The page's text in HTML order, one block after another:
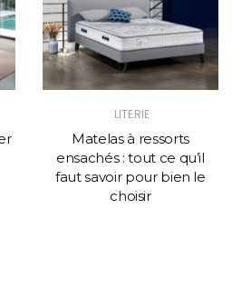
LITERIE
Matelas à ressorts
ensachés : tout ce qu’il
faut savoir pour bien le
choisir